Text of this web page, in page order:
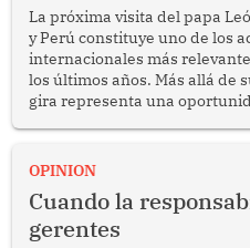
La próxima visita del papa
y Perú constituye uno de los
internacionales más
los últimos años. Más allá de
gira representa una
enfrenta desafíos en materia
OPINION
Cuando la
gerentes